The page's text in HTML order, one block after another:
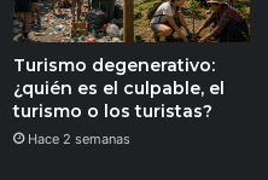
Turismo degenerativo:
¿quién es el culpable, el
turismo o los turistas?
Hace 2 semanas